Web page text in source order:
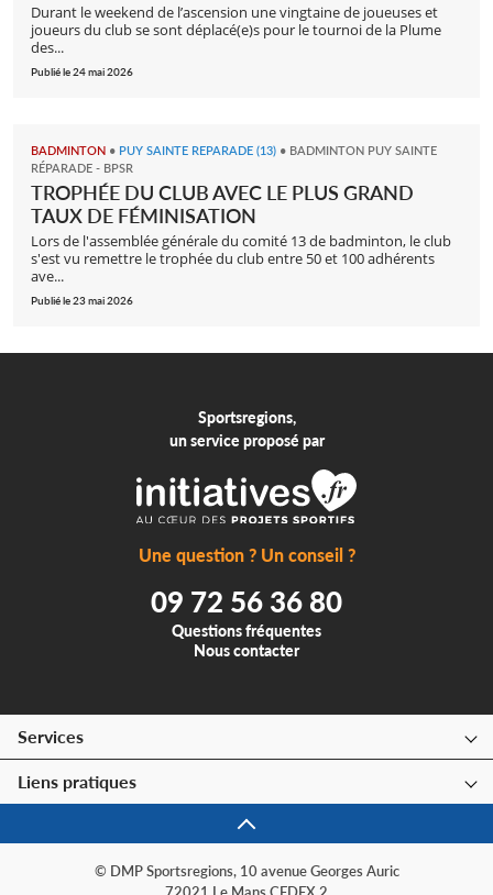
Durant le weekend de l’ascension une vingtaine de joueuses et
joueurs du club se sont déplacé(e)s pour le tournoi de la Plume
des...
Publié le 24 mai 2026
BADMINTON • PUY SAINTE REPARADE (13) • BADMINTON PUY SAINTE
RÉPARADE - BPSR
TROPHÉE DU CLUB AVEC LE PLUS GRAND
TAUX DE FÉMINISATION
Lors de l'assemblée générale du comité 13 de badminton, le club
s'est vu remettre le trophée du club entre 50 et 100 adhérents
ave...
Publié le 23 mai 2026
Sportsregions,
un service proposé par
Une question ? Un conseil ?
09 72 56 36 80
Questions fréquentes
Nous contacter
Services
Liens pratiques
© DMP Sportsregions, 10 avenue Georges Auric